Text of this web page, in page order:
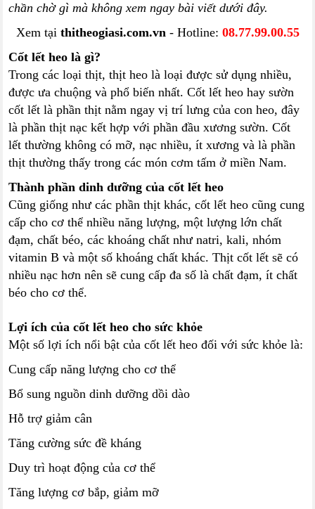
chần chờ gì mà không xem ngay bài viết dưới đây.
Xem tại thitheogiasi.com.vn- Hotline: 08.77.99.00.55
Cốt lết heo là gì?
Trong các loại thịt, thịt heo là loại được sử dụng nhiều,
được ưa chuộng và phổ biến nhất. Cốt lết heo hay sườn
cốt lết là phần thịt nằm ngay vị trí lưng của con heo, đây
là phần thịt nạc kết hợp với phần đầu xương sườn. Cốt
lết thường không có mỡ, nạc nhiều, ít xương và là phần
thịt thường thấy trong các món cơm tấm ở miền Nam.
Thành phần dinh dưỡng của cốt lết heo
Cũng giống như các phần thịt khác, cốt lết heo cũng cung
cấp cho cơ thể nhiều năng lượng, một lượng lớn chất
đạm, chất béo, các khoáng chất như natri, kali, nhóm
vitamin B và một số khoáng chất khác. Thịt cốt lết sẽ có
nhiều nạc hơn nên sẽ cung cấp đa số là chất đạm, ít chất
béo cho cơ thể.
Lợi ích của cốt lết heo cho sức khỏe
Một số lợi ích nổi bật của cốt lết heo đối với sức khỏe là:
Cung cấp năng lượng cho cơ thể
Bổ sung nguồn dinh dưỡng dồi dào
Hỗ trợ giảm cân
Tăng cường sức đề kháng
Duy trì hoạt động của cơ thể
Tăng lượng cơ bắp, giảm mỡ